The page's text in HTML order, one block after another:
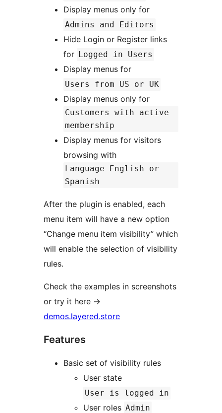
Display menus only for
Admins and Editors
Hide Login or Register links
for Logged in Users
Display menus for
Users from US or UK
Display menus only for
Customers with active
membership
Display menus for visitors
browsing with
Language English or
Spanish
After the plugin is enabled, each
menu item will have a new option
“Change menu item visibility” which
will enable the selection of visibility
rules.
Check the examples in screenshots
or try it here →
demos.layered.store
Features
Basic set of visibility rules
User state
User is logged in
User roles Admin